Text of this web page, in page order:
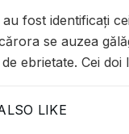
fost identificați
se auzea
ebrietate. Cei doi
LIKE